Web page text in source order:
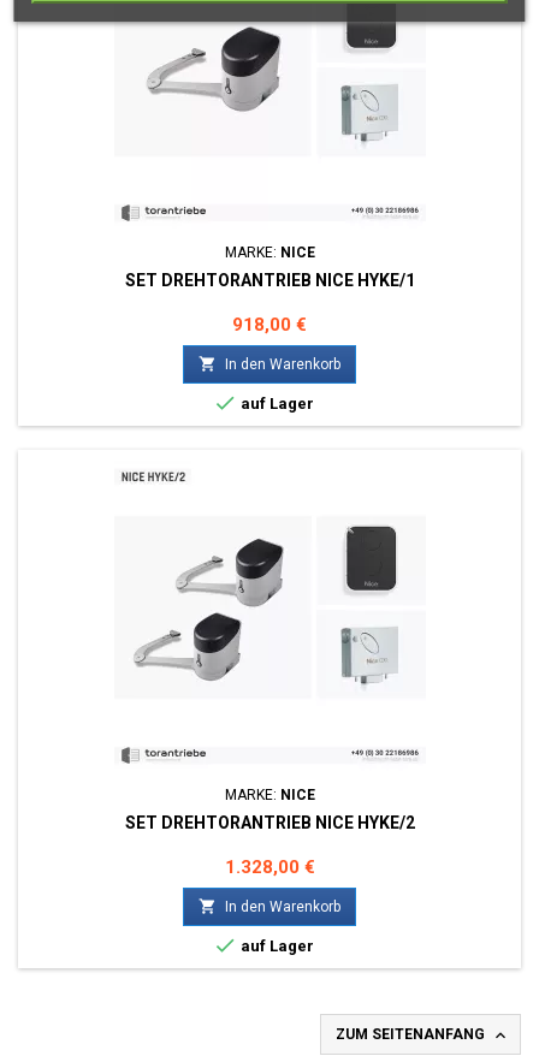
MARKE: NICE
SET DREHTORANTRIEB NICE HYKE/1
Preis
918,00 €
 In den Warenkorb
 auf Lager
MARKE: NICE
SET DREHTORANTRIEB NICE HYKE/2
Preis
1.328,00 €
 In den Warenkorb
 auf Lager
ZUM SEITENANFANG 